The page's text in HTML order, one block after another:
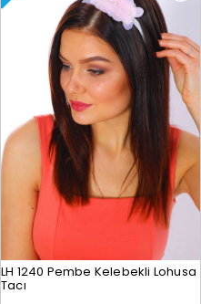
LH 1240 Pembe Kelebekli Lohusa
Tacı